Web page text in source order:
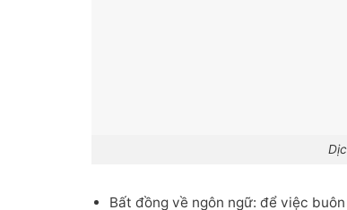
Bất đồng về ngôn ngữ: để việc